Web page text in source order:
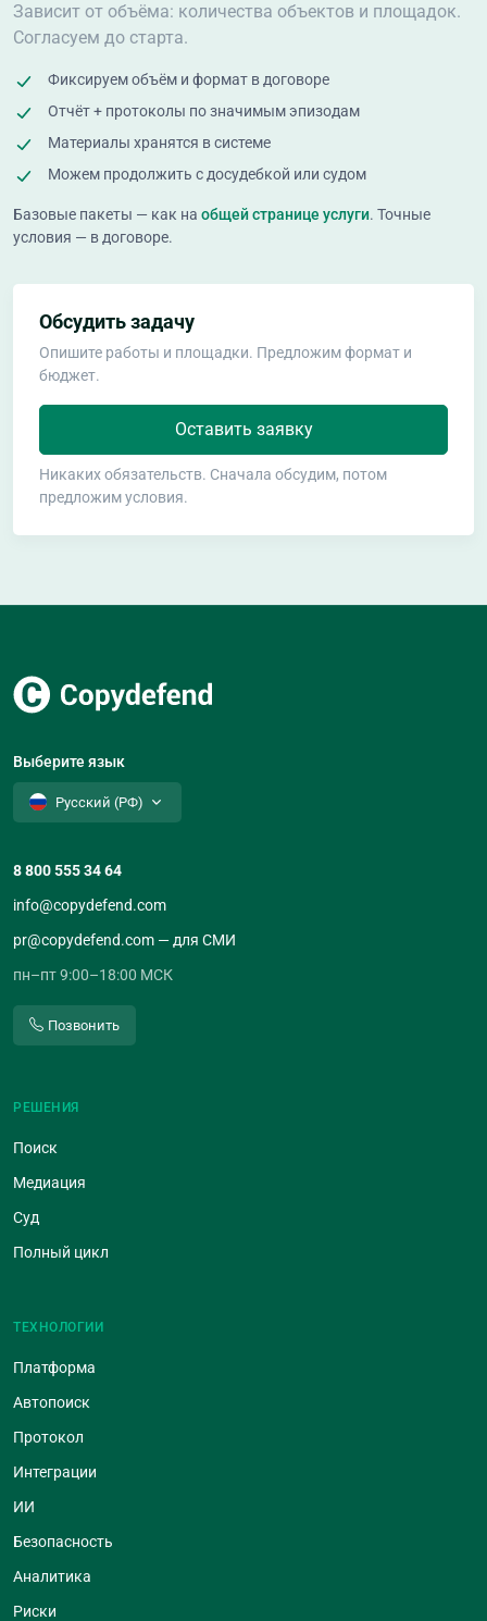
Зависит от объёма: количества объектов и площадок.
Согласуем до старта.
Фиксируем объём и формат в договоре
Отчёт + протоколы по значимым эпизодам
Материалы хранятся в системе
Можем продолжить с досудебкой или судом
Базовые пакеты — как на общей странице услуги. Точные
условия — в договоре.
Обсудить задачу
Опишите работы и площадки. Предложим формат и
бюджет.
Оставить заявку
Никаких обязательств. Сначала обсудим, потом
предложим условия.
Выберите язык
Русский (РФ)
8 800 555 34 64
info@copydefend.com
pr@copydefend.com — для СМИ
пн–пт 9:00–18:00 МСК
Позвонить
РЕШЕНИЯ
Поиск
Медиация
Суд
Полный цикл
ТЕХНОЛОГИИ
Платформа
Автопоиск
Протокол
Интеграции
ИИ
Безопасность
Аналитика
Риски